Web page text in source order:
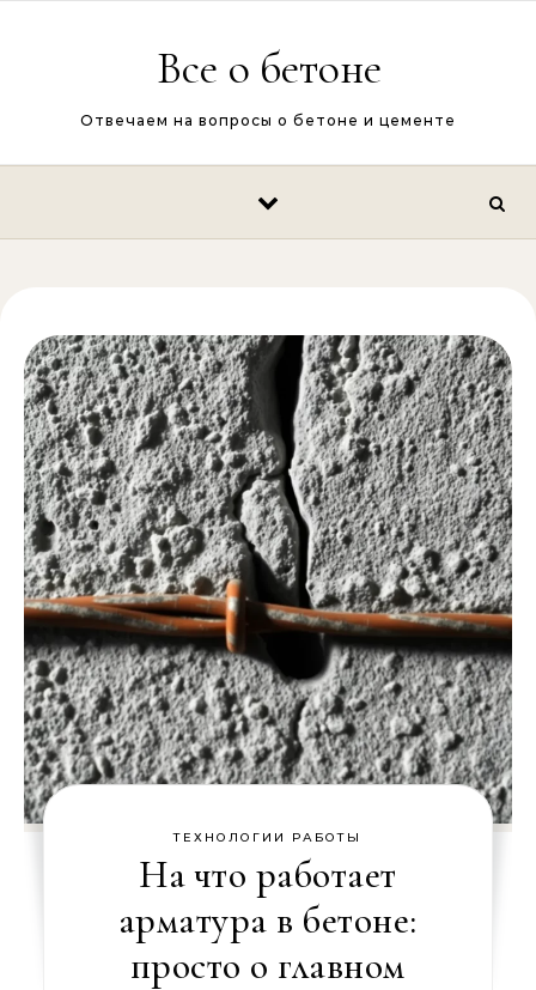
Все о бетоне
Отвечаем на вопросы о бетоне и цементе
ТЕХНОЛОГИИ РАБОТЫ
На что работает
арматура в бетоне:
просто о главном